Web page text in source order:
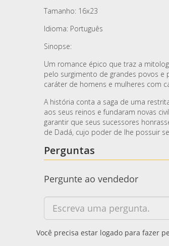
Tamanho: 16x23
Idioma: Português
Sinopse:
Um romance épico que traz a
pelo surgimento de grandes povos
caráter de homens e mulheres com
A história conta a saga de uma
aos seus reinos e fundaram novas
garantir que seus sucessores
de Dadá, cujo poder de lhe possuir
Perguntas
Pergunte ao vendedor
Você precisa estar logado para fazer